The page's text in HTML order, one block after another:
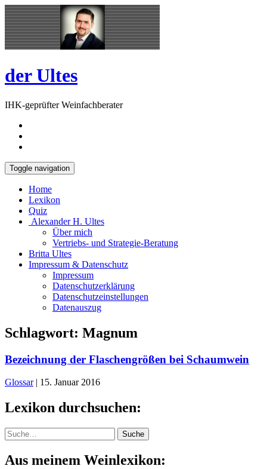
Skip
to
content
Open
Sidebar
der Ultes
IHK-geprüfter Weinfachberater
Toggle navigation
Home
Lexikon
Quiz
Alexander H. Ultes
Über mich
Vertriebs- und Strategie-Beratung
Britta Ultes
Impressum & Datenschutz
Impressum
Datenschutzerklärung
Datenschutzeinstellungen
Datenauszug
Schlagwort: Magnum
Bezeichnung der Flaschengrößen bei Schaumwein
Glossar | 15. Januar 2016
Lexikon durchsuchen:
Suche Suche
Aus meinem Weinlexikon: